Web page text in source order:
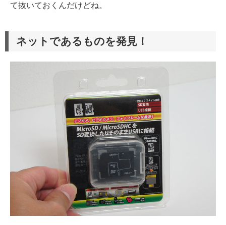
て抜いておくんだけどね。
ネットであるものを発見！